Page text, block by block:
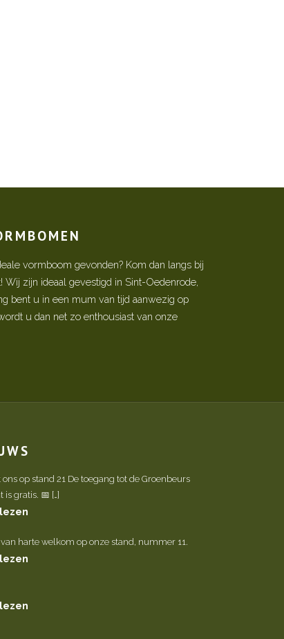
vormboom gevonden? Kom dan langs bij
zijn ideaal gevestigd in Sint-Oedenrode,
bent u in een mum van tijd aanwezig op
u dan net zo enthousiast van onze
op stand 21 De toegang tot de Groenbeurs
is gratis. 📅 […]
harte welkom op onze stand, nummer 11.